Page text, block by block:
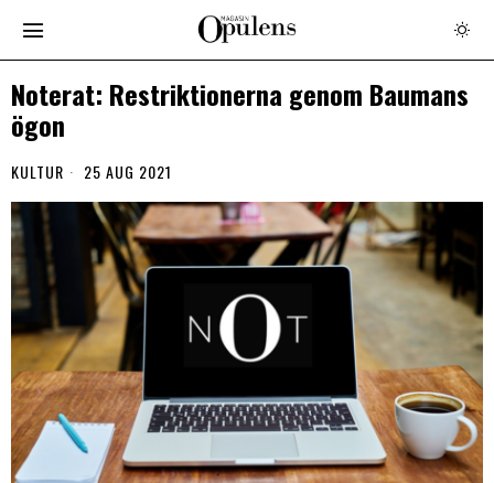
Noterat: Restriktionerna genom Baumans
ögon
KULTUR 25 AUG 2021